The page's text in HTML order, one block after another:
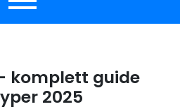
komplett guide
2025